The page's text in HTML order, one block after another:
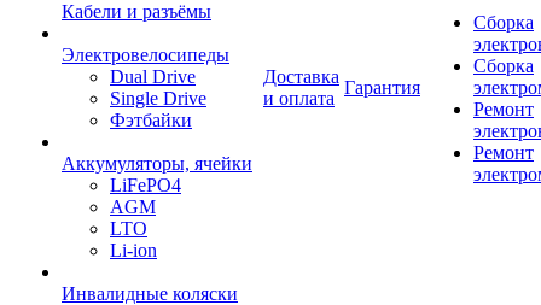
Кабели и разъёмы
Электровелосипеды
Dual Drive
Single Drive
Фэтбайки
Аккумуляторы, ячейки
LiFePO4
AGM
LTO
Li-ion
Инвалидные коляски
Доставка
и оплата
Гарантия
Сборка
Сборка
Ремонт
Ремонт